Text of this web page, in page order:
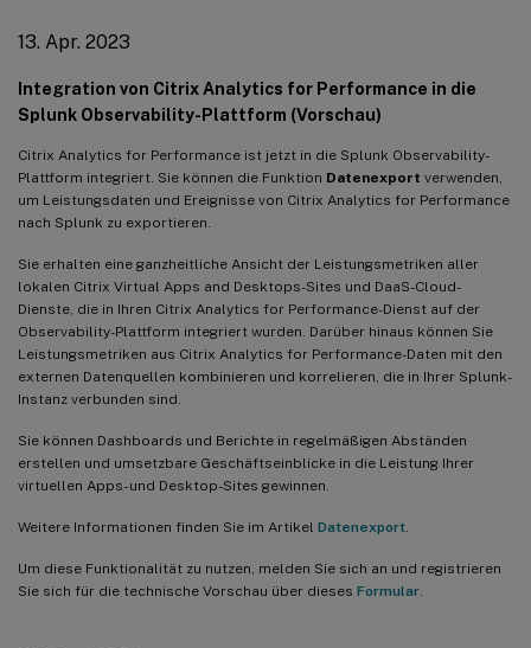
13. Apr. 2023
Integration von Citrix Analytics for Performance in die
Splunk Observability-Plattform (Vorschau)
Citrix Analytics for Performance ist jetzt in die Splunk Observability-
Plattform integriert. Sie können die Funktion Datenexport verwenden,
um Leistungsdaten und Ereignisse von Citrix Analytics for Performance
nach Splunk zu exportieren.
Sie erhalten eine ganzheitliche Ansicht der Leistungsmetriken aller
lokalen Citrix Virtual Apps and Desktops-Sites und DaaS-Cloud-
Dienste, die in Ihren Citrix Analytics for Performance-Dienst auf der
Observability-Plattform integriert wurden. Darüber hinaus können Sie
Leistungsmetriken aus Citrix Analytics for Performance-Daten mit den
externen Datenquellen kombinieren und korrelieren, die in Ihrer Splunk-
Instanz verbunden sind.
Sie können Dashboards und Berichte in regelmäßigen Abständen
erstellen und umsetzbare Geschäftseinblicke in die Leistung Ihrer
virtuellen Apps- und Desktop-Sites gewinnen.
Weitere Informationen finden Sie im Artikel Datenexport
Um diese Funktionalität zu nutzen, melden Sie sich an und registrieren
Sie sich für die technische Vorschau über dieses Formular